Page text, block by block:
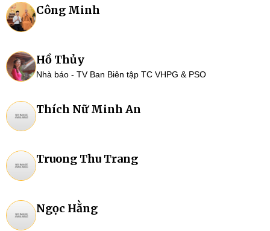
Công Minh
Hồ Thủy
Nhà báo - TV Ban Biên tập TC VHPG & PSO
Thích Nữ Minh An
Truong Thu Trang
Ngọc Hằng